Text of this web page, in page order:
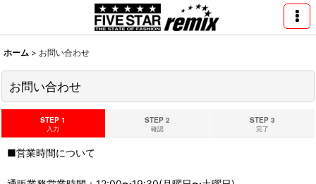
ホーム > お問い合わせ
お問い合わせ
STEP 1
入力
STEP 2
確認
STEP 3
完了
■営業時間について